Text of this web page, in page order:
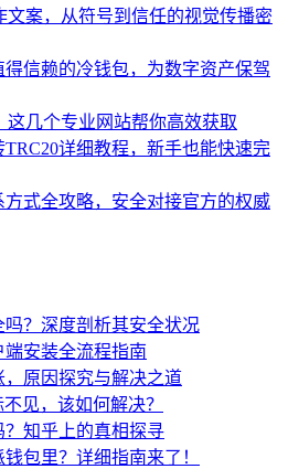
文案，从符号到信任的视觉传播密
得信赖的冷钱包，为数字资产保驾
这几个专业网站帮你高效获取
TRC20详细教程，新手也能快速完
方式全攻略，安全对接官方的权威
吗？深度剖析其安全状况
安装全流程指南
，原因探究与解决之道
见，该如何解决？
？知乎上的真相探寻
包里？详细指南来了！